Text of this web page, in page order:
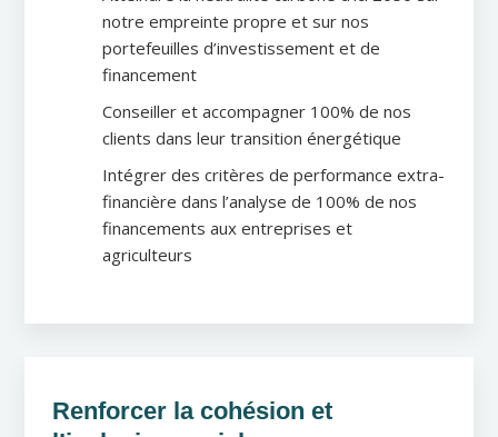
notre empreinte propre et sur nos
portefeuilles d’investissement et de
financement
Conseiller et accompagner 100% de nos
clients dans leur transition énergétique
Intégrer des critères de performance extra-
financière dans l’analyse de 100% de nos
financements aux entreprises et
agriculteurs
Renforcer la cohésion et